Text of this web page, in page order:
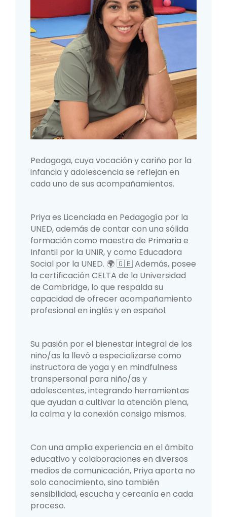
Pedagoga, cuya vocación y cariño por la
infancia y adolescencia se reflejan en
cada uno de sus acompañamientos.
Priya es Licenciada en Pedagogía por la
UNED, además de contar con una sólida
formación como maestra de Primaria e
Infantil por la UNIR, y como Educadora
Social por la UNED. 🌍 🇬🇧 Además, posee
la certificación CELTA de la Universidad
de Cambridge, lo que respalda su
capacidad de ofrecer acompañamiento
profesional en inglés y en español.
Su pasión por el bienestar integral de los
niño/as la llevó a especializarse como
instructora de yoga y en mindfulness
transpersonal para niño/as y
adolescentes, integrando herramientas
que ayudan a cultivar la atención plena,
la calma y la conexión consigo mismos.
Con una amplia experiencia en el ámbito
educativo y colaboraciones en diversos
medios de comunicación, Priya aporta no
solo conocimiento, sino también
sensibilidad, escucha y cercanía en cada
proceso.